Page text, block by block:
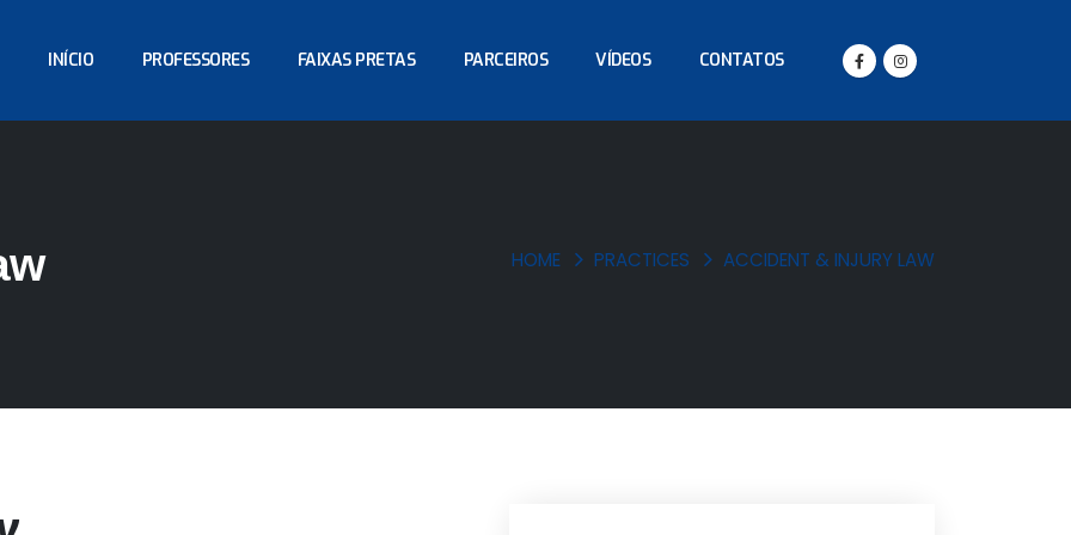
INÍCIO PROFESSORES FAIXAS PRETAS PARCEIROS VÍDEOS CONTATOS
HOME PRACTICES ACCIDENT & INJURY LAW